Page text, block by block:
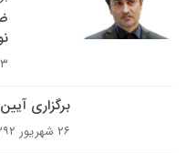
۱۳
برگزاری
۲۶ شهریور ۱۳۹۲